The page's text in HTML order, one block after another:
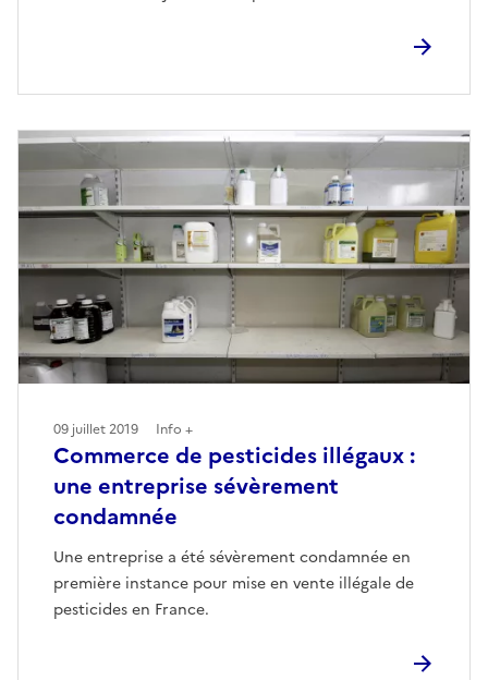
Commerce de pesticides illégaux :
une entreprise sévèrement
condamnée
Une entreprise a été sévèrement condamnée en
première instance pour mise en vente illégale de
pesticides en France.
09 juillet 2019 Info +